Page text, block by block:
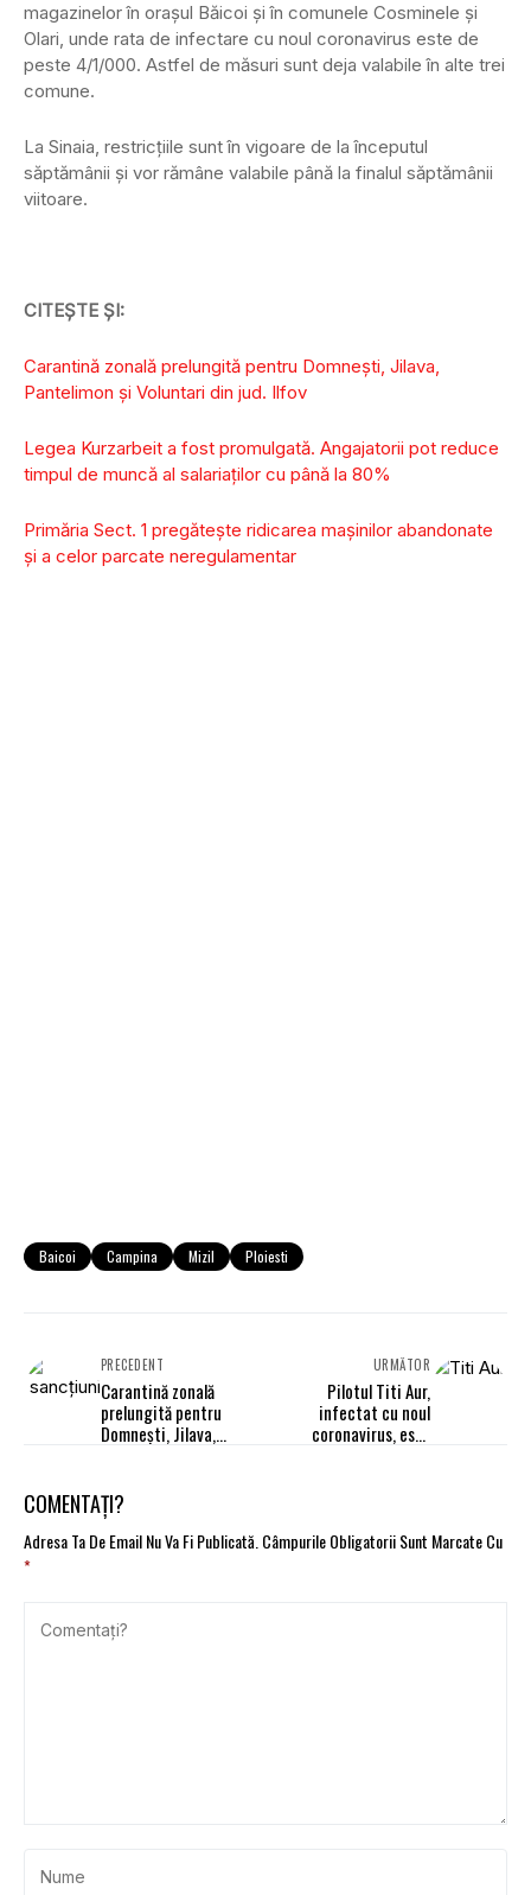
magazinelor în oraşul Băicoi şi în comunele Cosminele şi
Olari, unde rata de infectare cu noul coronavirus este de
peste 4/1/000. Astfel de măsuri sunt deja valabile în alte trei
comune.
La Sinaia, restricţiile sunt în vigoare de la începutul
săptămânii şi vor rămâne valabile până la finalul săptămânii
viitoare.
CITEȘTE ȘI:
Carantină zonală prelungită pentru Domneşti, Jilava,
Pantelimon şi Voluntari din jud. Ilfov
Legea Kurzarbeit a fost promulgată. Angajatorii pot reduce
timpul de muncă al salariaţilor cu până la 80%
Primăria Sect. 1 pregătește ridicarea mașinilor abandonate
și a celor parcate neregulamentar
Baicoi Campina Mizil Ploiesti
PRECEDENT
Carantină zonală
prelungită pentru
Domneşti, Jilava,
URMĂTOR
Pilotul Titi Aur,
infectat cu noul
coronavirus, este
COMENTAȚI?
Adresa Ta De Email Nu Va Fi Publicată.Câmpurile Obligatorii Sunt Marcate Cu
*